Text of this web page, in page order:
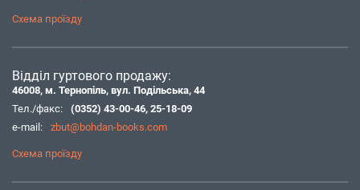
Схема проїзду
Відділ гуртового продажу:
46008, м. Тернопіль, вул. Подільська, 44
Тел./факс:
(0352) 43-00-46, 25-18-09
e-mail:
zbut@bohdan-books.com
Схема проїзду